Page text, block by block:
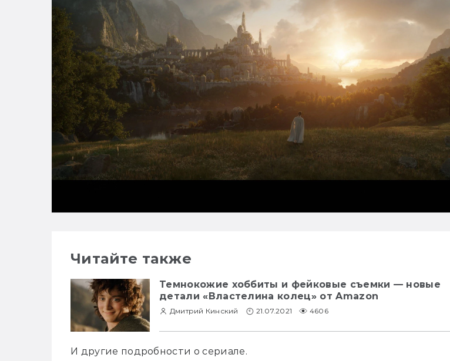
Читайте также
Темнокожие хоббиты и фейковые съемки — новые
детали «Властелина колец» от Amazon
Дмитрий Кинский 21.07.2021 4606
И другие подробности о сериале.